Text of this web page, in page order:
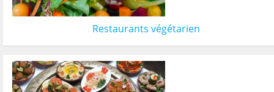
Restaurants végétarien